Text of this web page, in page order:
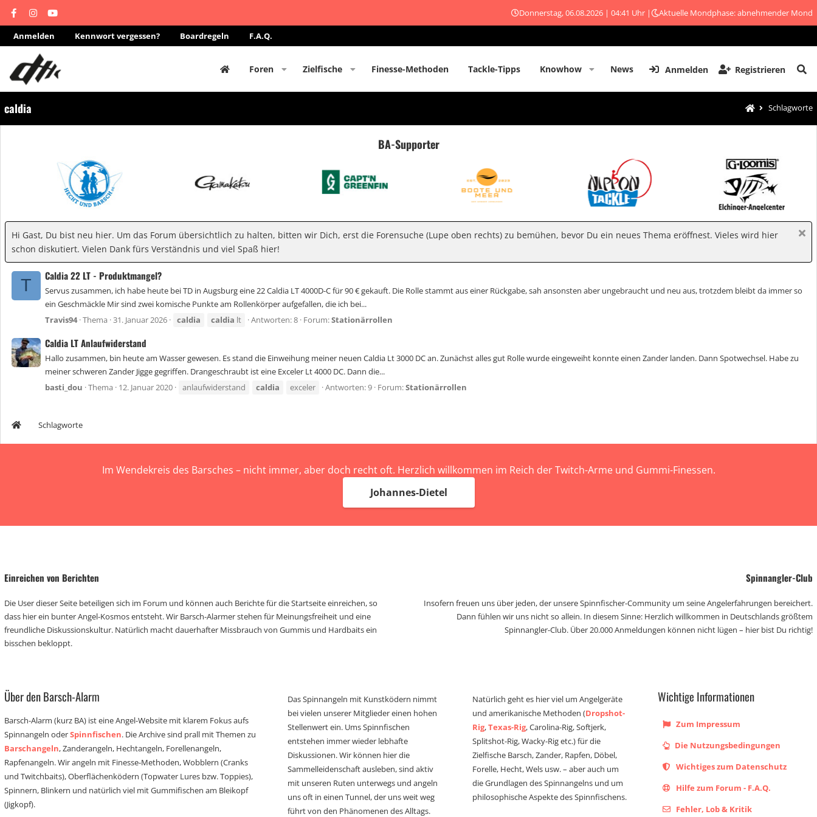
Donnerstag, 06.08.2026 | 04:41 Uhr | Aktuelle Mondphase: abnehmender Mond
Anmelden Kennwort vergessen? Boardregeln F.A.Q.
Foren Zielfische Finesse-Methoden Tackle-Tipps Knowhow News Anmelden Registrieren
caldia Schlagworte
BA-Supporter
Hi Gast, Du bist neu hier. Um das Forum übersichtlich zu halten, bitten wir Dich, erst die Forensuche (Lupe oben rechts) zu bemühen, bevor Du ein neues Thema eröffnest. Vieles wird hier
schon diskutiert. Vielen Dank fürs Verständnis und viel Spaß hier!
T
Caldia 22 LT - Produktmangel?
Servus zusammen, ich habe heute bei TD in Augsburg eine 22 Caldia LT 4000D-C für 90 € gekauft. Die Rolle stammt aus einer Rückgabe, sah ansonsten aber ungebraucht und neu aus, trotzdem bleibt da immer so
ein Geschmäckle Mir sind zwei komische Punkte am Rollenkörper aufgefallen, die ich bei...
Travis94 Thema 31. Januar 2026 caldia caldia lt Antworten: 8 Forum:Stationärrollen
Caldia LT Anlaufwiderstand
Hallo zusammen, bin heute am Wasser gewesen. Es stand die Einweihung meiner neuen Caldia Lt 3000 DC an. Zunächst alles gut Rolle wurde eingeweiht konnte einen Zander landen. Dann Spotwechsel. Habe zu
meiner schweren Zander Jigge gegriffen. Drangeschraubt ist eine Exceler Lt 4000 DC. Dann die...
basti_dou Thema 12. Januar 2020 anlaufwiderstand caldia exceler Antworten: 9 Forum:Stationärrollen
Schlagworte
Im Wendekreis des Barsches – nicht immer, aber doch recht oft. Herzlich willkommen im Reich der Twitch-Arme und Gummi-Finessen.
Johannes-Dietel
Einreichen von Berichten
Die User dieser Seite beteiligen sich im Forum und können auch Berichte für die Startseite einreichen, so
dass hier ein bunter Angel-Kosmos entsteht. Wir Barsch-Alarmer stehen für Meinungsfreiheit und eine
freundliche Diskussionskultur. Natürlich macht dauerhafter Missbrauch von Gummis und Hardbaits ein
bisschen bekloppt.
Spinnangler-Club
Insofern freuen uns über jeden, der unsere Spinnfischer-Community um seine Angelerfahrungen bereichert.
Dann fühlen wir uns nicht so allein. In diesem Sinne: Herzlich willkommen in Deutschlands größtem
Spinnangler-Club. Über 20.000 Anmeldungen können nicht lügen – hier bist Du richtig!
Über den Barsch-Alarm
Barsch-Alarm (kurz BA) ist eine Angel-Website mit klarem Fokus aufs
Spinnangeln oderSpinnfischen. Die Archive sind prall mit Themen zu
Barschangeln, Zanderangeln, Hechtangeln, Forellenangeln,
Rapfenangeln. Wir angeln mit Finesse-Methoden, Wobblern (Cranks
und Twitchbaits), Oberflächenködern (Topwater Lures bzw. Toppies),
Spinnern, Blinkern und natürlich viel mit Gummifischen am Bleikopf
(Jigkopf).
Das Spinnangeln mit Kunstködern nimmt
bei vielen unserer Mitglieder einen hohen
Stellenwert ein. Ums Spinnfischen
entstehen immer wieder lebhafte
Diskussionen. Wir können hier die
Sammelleidenschaft ausleben, sind aktiv
mit unseren Ruten unterwegs und angeln
uns oft in einen Tunnel, der uns weit weg
führt von den Phänomenen des Alltags.
Natürlich geht es hier viel um Angelgeräte
und amerikanische Methoden (Dropshot-
Rig,Texas-Rig, Carolina-Rig, Softjerk,
Splitshot-Rig, Wacky-Rig etc.) für die
Zielfische Barsch, Zander, Rapfen, Döbel,
Forelle, Hecht, Wels usw. – aber auch um
die Grundlagen des Spinnangelns und um
philosophische Aspekte des Spinnfischens.
Wichtige Informationen
Zum Impressum
Die Nutzungsbedingungen
Wichtiges zum Datenschutz
Hilfe zum Forum - F.A.Q.
Fehler, Lob & Kritik